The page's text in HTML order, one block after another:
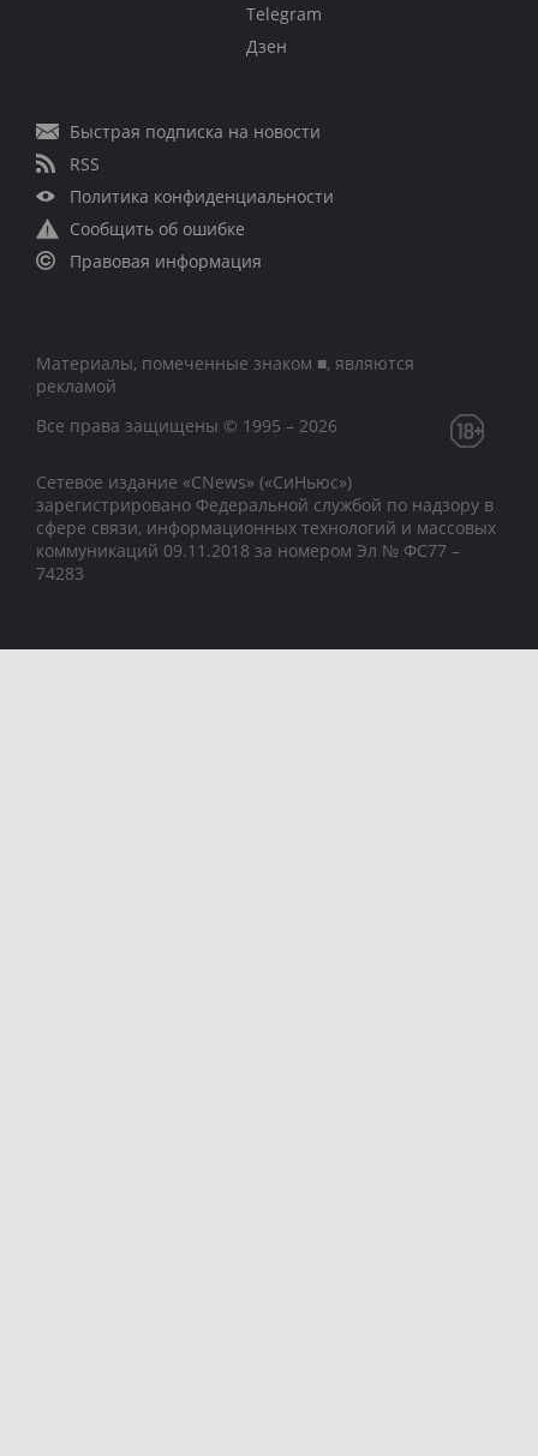
Telegram
Дзен
Быстрая подписка на новости
RSS
Политика конфиденциальности
Сообщить об ошибке
Правовая информация
Материалы, помеченные знаком ■, являются
рекламой
Все права защищены © 1995 – 2026
Сетевое издание «CNews» («СиНьюс»)
зарегистрировано Федеральной службой по надзору в
сфере связи, информационных технологий и массовых
коммуникаций 09.11.2018 за номером Эл № ФС77 –
74283